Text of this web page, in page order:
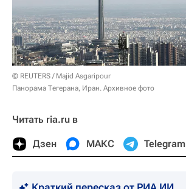
© REUTERS / Majid Asgaripour
Панорама Тегерана, Иран. Архивное фото
Читать ria.ru в
Дзен МАКС Telegram